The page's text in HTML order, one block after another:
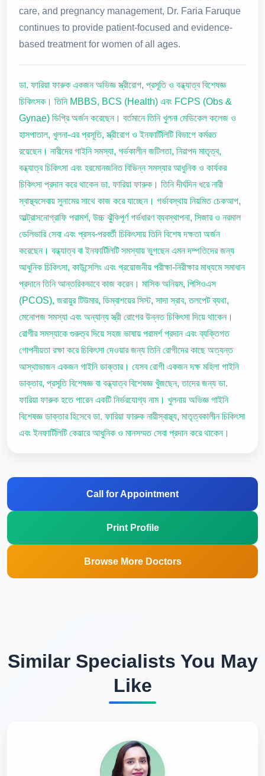
care, and pregnancy management, Dr. Faria Faruque
continues to provide patient-focused and evidence-
based treatment for women of all ages.
ডা. ফারিয়া ফারুক একজন অভিজ্ঞ স্ত্রীরোগ, প্রসূতি ও বন্ধ্যাত্ব বিশেষজ্ঞ
চিকিৎসক। তিনি MBBS, BCS (Health) এবং FCPS (Obs &
Gynae) ডিগ্রি অর্জন করেছেন। বর্তমানে তিনি খুলনা মেডিকেল কলেজ ও
হাসপাতাল, খুলনা-এর প্রসূতি, স্ত্রীরোগ ও ইনফার্টিলিটি বিভাগে কর্মরত
রয়েছেন। নারীদের গাইনি সমস্যা, গর্ভকালীন জটিলতা, নিরাপদ মাতৃত্ব,
বন্ধ্যাত্ব চিকিৎসা এবং হরমোনজনিত বিভিন্ন সমস্যার আধুনিক ও কার্যকর
চিকিৎসা প্রদান করে থাকেন ডা. ফারিয়া ফারুক। তিনি দীর্ঘদিন ধরে নারী
স্বাস্থ্যসেবায় সুনামের সাথে কাজ করে যাচ্ছেন। গর্ভাবস্থায় নিয়মিত চেকআপ,
আল্ট্রাসনোগ্রাফি পরামর্শ, উচ্চ ঝুঁকিপূর্ণ গর্ভধারণ ব্যবস্থাপনা, সিজার ও নরমাল
ডেলিভারি সেবা এবং প্রসব-পরবর্তী চিকিৎসায় তিনি বিশেষ দক্ষতা অর্জন
করেছেন। বন্ধ্যাত্ব বা ইনফার্টিলিটি সমস্যায় ভুগছেন এমন দম্পতিদের জন্য
আধুনিক চিকিৎসা, কাউন্সেলিং এবং প্রয়োজনীয় পরীক্ষা-নিরীক্ষার মাধ্যমে সমাধান
প্রদানে তিনি আন্তরিকভাবে কাজ করেন। মাসিক অনিয়ম, পিসিওএস
(PCOS), জরায়ুর টিউমার, ডিম্বাশয়ের সিস্ট, সাদা স্রাব, তলপেট ব্যথা,
মেনোপজ সমস্যা এবং অন্যান্য স্ত্রী রোগের উন্নত চিকিৎসা দিয়ে থাকেন।
রোগীর সমস্যাকে গুরুত্ব দিয়ে সহজ ভাষায় পরামর্শ প্রদান এবং ব্যক্তিগত
গোপনীয়তা রক্ষা করে চিকিৎসা দেওয়ার জন্য তিনি রোগীদের কাছে অত্যন্ত
আস্থাভাজন একজন গাইনি ডাক্তার। যেসব রোগী একজন দক্ষ মহিলা গাইনি
ডাক্তার, প্রসূতি বিশেষজ্ঞ বা বন্ধ্যাত্ব বিশেষজ্ঞ খুঁজছেন, তাদের জন্য ডা.
ফারিয়া ফারুক হতে পারেন একটি নির্ভরযোগ্য নাম। খুলনায় অভিজ্ঞ গাইনি
বিশেষজ্ঞ ডাক্তার হিসেবে ডা. ফারিয়া ফারুক নারীস্বাস্থ্য, মাতৃত্বকালীন চিকিৎসা
এবং ইনফার্টিলিটি কেয়ারে আধুনিক ও মানসম্মত সেবা প্রদান করে থাকেন।
Call for Appointment
Print Profile
Browse More Doctors
Similar Specialists You May
Like